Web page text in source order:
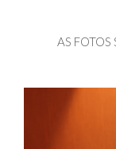
AS